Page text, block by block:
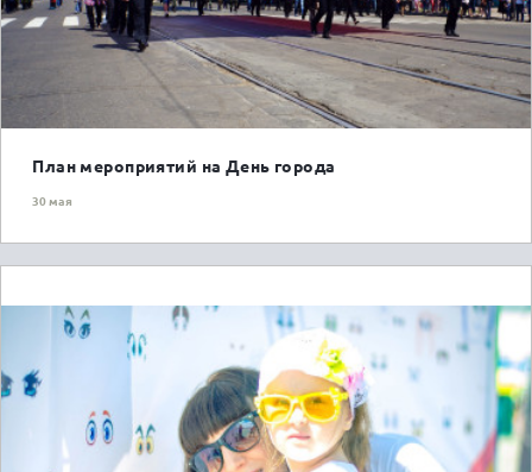
План мероприятий на День города
30 мая
ГОРОЖАНАМ